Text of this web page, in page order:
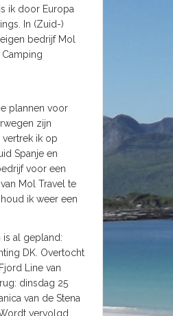
ik door Europa
In (Zuid-)
bedrijf Mol
plannen voor
zijn
ik op
Spanje en
voor een
Mol Travel te
ik weer een
is al gepland:
DK. Overtocht
Line van
dinsdag 25
van de Stena
vervolgd.